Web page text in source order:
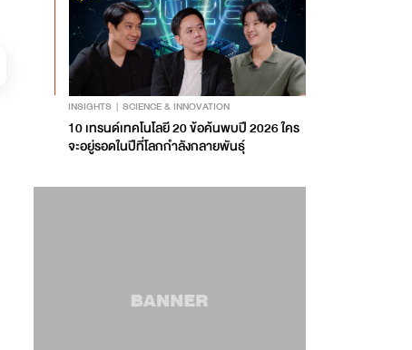
INSIGHTS SCIENCE & INNOVATION
10 เทรนด์เทคโนโลยี 20 ข้อค้นพบปี 2026 ใคร
จะอยู่รอดในปีที่โลกกำลังกลายพันธุ์